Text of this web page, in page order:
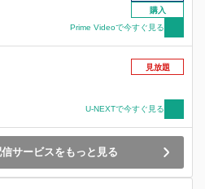
購入
Prime Videoで今すぐ見る
見放題
U-NEXTで今すぐ見る
サービスをもっと見る